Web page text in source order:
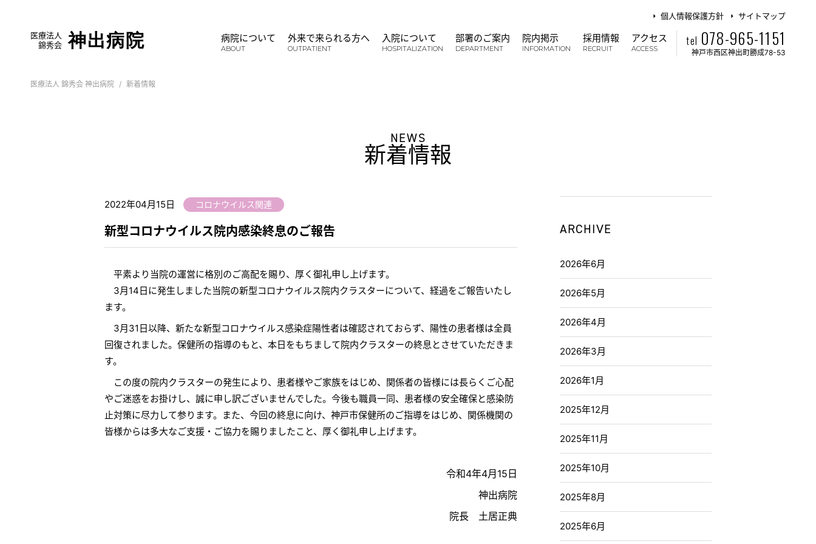
個人情報保護方針
サイトマップ
医療法人
錦秀会
神出病院 病院について
ABOUT
外来で来られる方へ
OUTPATIENT
入院について
HOSPITALIZATION
部署のご案内
DEPARTMENT
院内掲示
INFORMATION
採用情報
RECRUIT
アクセス
ACCESS
tel 078-965-1151
神戸市西区神出町勝成78-53
医療法人 錦秀会 神出病院 新着情報
NEWS
新着情報
2022年04月15日 コロナウイルス関連
新型コロナウイルス院内感染終息のご報告
平素より当院の運営に格別のご高配を賜り、厚く御礼申し上げます。
3月14日に発生しました当院の新型コロナウイルス院内クラスターについて、経過をご報告いたし
ます。
3月31日以降、新たな新型コロナウイルス感染症陽性者は確認されておらず、陽性の患者様は全員
回復されました。保健所の指導のもと、本日をもちまして院内クラスターの終息とさせていただきま
す。
この度の院内クラスターの発生により、患者様やご家族をはじめ、関係者の皆様には長らくご心配
やご迷惑をお掛けし、誠に申し訳ございませんでした。今後も職員一同、患者様の安全確保と感染防
止対策に尽力して参ります。また、今回の終息に向け、神戸市保健所のご指導をはじめ、関係機関の
皆様からは多大なご支援・ご協力を賜りましたこと、厚く御礼申し上げます。
令和4年4月15日
神出病院
院長 土居正典
ARCHIVE
2026年6月
2026年5月
2026年4月
2026年3月
2026年1月
2025年12月
2025年11月
2025年10月
2025年8月
2025年6月